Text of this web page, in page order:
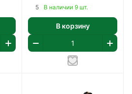
5 В наличии 9 шт.
В корзину